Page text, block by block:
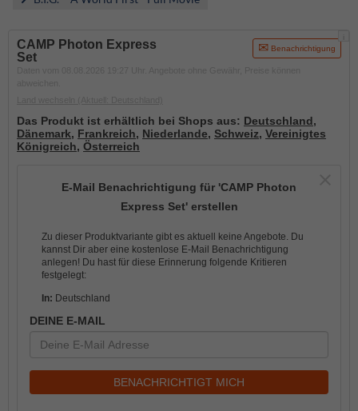
CAMP Photon Express
Set
Benachrichtigung
Das Produkt ist erhältlich bei Shops aus: Deutschland,
Dänemark, Frankreich, Niederlande, Schweiz, Vereinigtes
Königreich, Österreich
E-Mail Benachrichtigung für 'CAMP Photon
Express Set' erstellen
Zu dieser Produktvariante gibt es aktuell keine Angebote. Du
kannst Dir aber eine kostenlose E-Mail Benachrichtigung
anlegen! Du hast für diese Erinnerung folgende Kritieren
festgelegt:
In: Deutschland
DEINE E-MAIL
BENACHRICHTIGT MICH